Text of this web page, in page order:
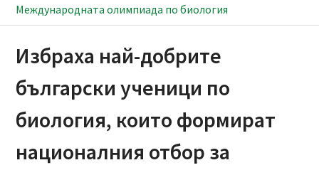
Международната олимпиада по биология
Избраха най-добрите
български ученици по
биология, които формират
националния отбор за